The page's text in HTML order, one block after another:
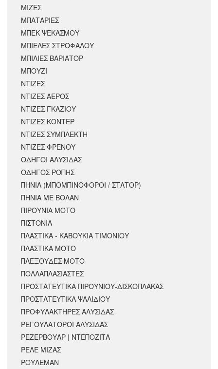
ΜΙΖΕΣ
ΜΠΑΤΑΡΙΕΣ
ΜΠΕΚ ΨΕΚΑΣΜΟΥ
ΜΠΙΕΛΕΣ ΣΤΡΟΦΑΛΟΥ
ΜΠΙΛΙΕΣ ΒΑΡΙΑΤΟΡ
ΜΠΟΥΖΙ
ΝΤΙΖΕΣ
ΝΤΙΖΕΣ ΑΕΡΟΣ
ΝΤΙΖΕΣ ΓΚΑΖΙΟΥ
ΝΤΙΖΕΣ ΚΟΝΤΕΡ
ΝΤΙΖΕΣ ΣΥΜΠΛΕΚΤΗ
ΝΤΙΖΕΣ ΦΡΕΝΟΥ
ΟΔΗΓΟΙ ΑΛΥΣΙΔΑΣ
ΟΔΗΓΟΣ ΡΟΠΗΣ
ΠΗΝΙΑ (ΜΠΟΜΠΙΝΟΦΟΡΟΙ / ΣΤΑΤΟΡ)
ΠΗΝΙΑ ΜΕ ΒΟΛΑΝ
ΠΙΡΟΥΝΙΑ ΜΟΤΟ
ΠΙΣΤΟΝΙΑ
ΠΛΑΣΤΙΚΑ - ΚΑΒΟΥΚΙΑ ΤΙΜΟΝΙΟΥ
ΠΛΑΣΤΙΚΑ ΜΟΤΟ
ΠΛΕΞΟΥΔΕΣ ΜΟΤΟ
ΠΟΛΛΑΠΛΑΣΙΑΣΤΕΣ
ΠΡΟΣΤΑΤΕΥΤΙΚΑ ΠΙΡΟΥΝΙΟΥ-ΔΙΣΚΟΠΛΑΚΑΣ
ΠΡΟΣΤΑΤΕΥΤΙΚΑ ΨΑΛΙΔΙΟΥ
ΠΡΟΦΥΛΑΚΤΗΡΕΣ ΑΛΥΣΙΔΑΣ
ΡΕΓΟΥΛΑΤΟΡΟΙ ΑΛΥΣΙΔΑΣ
ΡΕΖΕΡΒΟΥΑΡ | ΝΤΕΠΟΖΙΤΑ
ΡΕΛΕ ΜΙΖΑΣ
ΡΟΥΛΕΜΑΝ